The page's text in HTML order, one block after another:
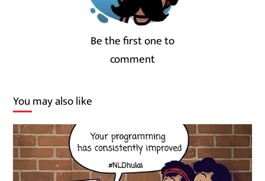
Be the first one to
comment
You may also like